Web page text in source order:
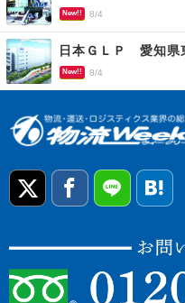
New!! 8/4
New!! 8/4